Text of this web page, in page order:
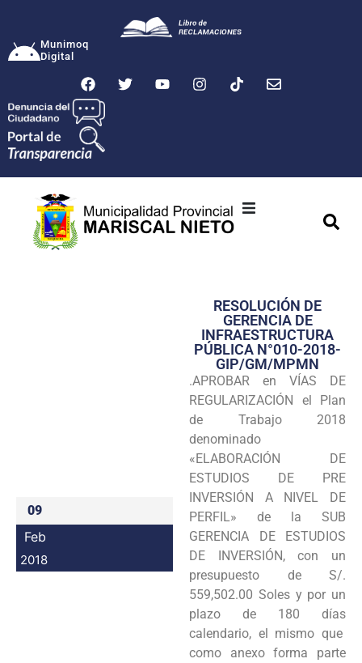
Munimoq
Digital
Transparencia
Seguridad
Programas
Intranet
09
Feb
2018
RESOLUCIÓN DE
GERENCIA DE
INFRAESTRUCTURA
PÚBLICA N°010-2018-
GIP/GM/MPMN
.APROBAR en VÍAS DE
REGULARIZACIÓN el Plan
de Trabajo 2018
denominado
«ELABORACIÓN DE
ESTUDIOS DE PRE
INVERSIÓN A NIVEL DE
PERFIL» de la SUB
GERENCIA DE ESTUDIOS
DE INVERSIÓN, con un
presupuesto de S/.
559,502.00 Soles y por un
plazo de 180 días
calendario, el mismo que
como anexo forma parte